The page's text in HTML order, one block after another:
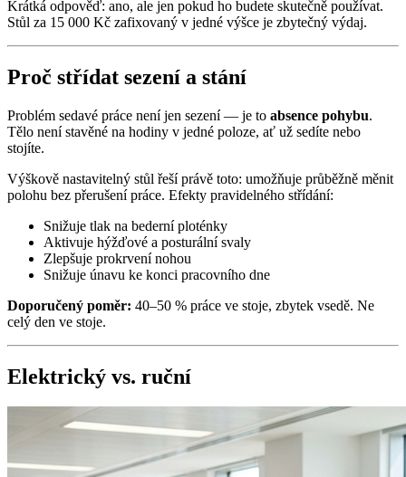
Krátká odpověď: ano, ale jen pokud ho budete skutečně používat.
Stůl za 15 000 Kč zafixovaný v jedné výšce je zbytečný výdaj.
Proč střídat sezení a stání
Problém sedavé práce není jen sezení — je to absence pohybu.
Tělo není stavěné na hodiny v jedné poloze, ať už sedíte nebo
stojíte.
Výškově nastavitelný stůl řeší právě toto: umožňuje průběžně měnit
polohu bez přerušení práce. Efekty pravidelného střídání:
Snižuje tlak na bederní ploténky
Aktivuje hýžďové a posturální svaly
Zlepšuje prokrvení nohou
Snižuje únavu ke konci pracovního dne
Doporučený poměr: 40–50 % práce ve stoje, zbytek vsedě. Ne
celý den ve stoje.
Elektrický vs. ruční